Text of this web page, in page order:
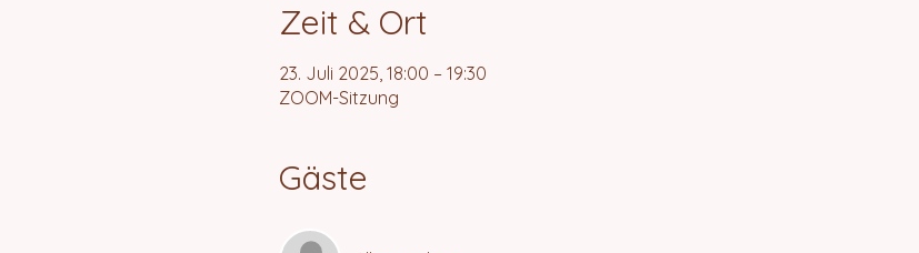
Zeit & Ort
23. Juli 2025, 18:00 – 19:30
ZOOM-Sitzung
Gäste